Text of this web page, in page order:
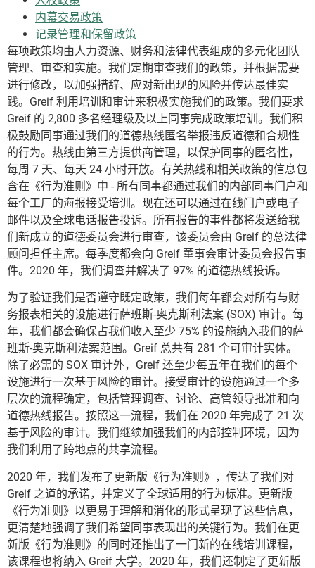
内幕交易政策
记录管理和保留政策
每项政策均由人力资源、财务和法律代表组成的多元化团队
管理、审查和实施。我们定期审查我们的政策，并根据需要
进行修改，以加强措辞、应对新出现的风险并传达最佳实
践。Greif 利用培训和审计来积极实施我们的政策。我们要求
Greif 的 2,800 多名经理级及以上同事完成政策培训。我们积
极鼓励同事通过我们的道德热线匿名举报违反道德和合规性
的行为。热线由第三方提供商管理，以保护同事的匿名性，
每周 7 天、每天 24 小时开放。有关热线和相关政策的信息包
含在《行为准则》中 - 所有同事都通过我们的内部同事门户和
每个工厂的海报接受培训。现在还可以通过在线门户或电子
邮件以及全球电话报告投诉。所有报告的事件都将发送给我
们新成立的道德委员会进行审查，该委员会由 Greif 的总法律
顾问担任主席。每季度都会向 Greif 董事会审计委员会报告事
件。2020 年，我们调查并解决了 97% 的道德热线投诉。
为了验证我们是否遵守既定政策，我们每年都会对所有与财
务报表相关的设施进行萨班斯-奥克斯利法案 (SOX) 审计。每
年，我们都会确保占我们收入至少 75% 的设施纳入我们的萨
班斯-奥克斯利法案范围。Greif 总共有 281 个可审计实体。
除了必需的 SOX 审计外，Greif 还至少每五年在我们的每个
设施进行一次基于风险的审计。接受审计的设施通过一个多
层次的流程确定，包括管理调查、讨论、高管领导批准和向
道德热线报告。按照这一流程，我们在 2020 年完成了 21 次
基于风险的审计。我们继续加强我们的内部控制环境，因为
我们利用了跨地点的共享流程。
2020 年，我们发布了更新版《行为准则》，传达了我们对
Greif 之道的承诺，并定义了全球适用的行为标准。更新版
《行为准则》以更易于理解和消化的形式呈现了这些信息，
更清楚地强调了我们希望同事表现出的关键行为。我们在更
新版《行为准则》的同时还推出了一门新的在线培训课程，
该课程也将纳入 Greif 大学。2020 年，我们还制定了更新版